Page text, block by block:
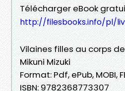
Télécharger eBook
http://filesbooks.info/pl/
Vilaines filles au corps
Mikuni Mizuki
Format: Pdf, ePub, MOBI,
ISBN: 9782368773307